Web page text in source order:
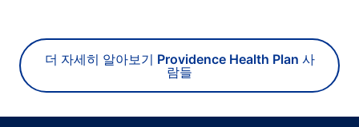
더 자세히 알아보기 Providence Health Plan 사
람들